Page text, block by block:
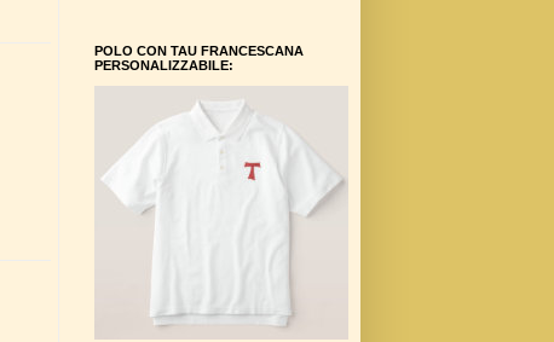
POLO CON TAU FRANCESCANA
PERSONALIZZABILE: